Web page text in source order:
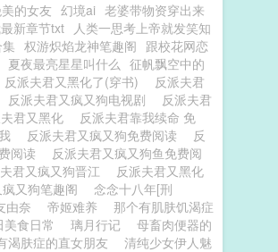
的女友 幻境ai 老婆带物资穿出来
新章节txt
人类一思考上帝就发笑知
权游炽焰龙神笔趣阁 跟校花网恋
夏夜最亮星星叫什么 征帆飘空中的
反派夫君又黑化了(穿书)
反派夫君
反派夫君又疯又狗电视剧
反派夫君
君又黑化
反派夫君靠我续命 免
反派夫君又疯又狗免费阅读
反
阅读
反派夫君又疯又狗鱼免费阅
君又疯又狗晋江
反派夫君又黑化
又狗笔趣阁
念念十八年[刑
由奈 帝姬难养
那个有肌肤饥渴症
美食日常 璃月行记
母畜肉便器的
渴肤症的直女朋友
清纯少女伊人魅